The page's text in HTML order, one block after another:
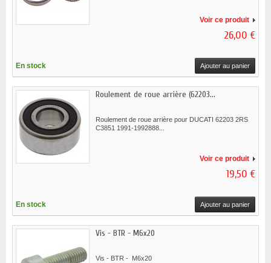
Voir ce produit
26,00 €
En stock Ajouter au panier
Roulement de roue arrière (62203...
Roulement de roue arrière pour DUCATI 62203 2RS
C3851 1991-1992888...
Voir ce produit
19,50 €
En stock Ajouter au panier
Vis - BTR - M6x20
Vis - BTR - M6x20